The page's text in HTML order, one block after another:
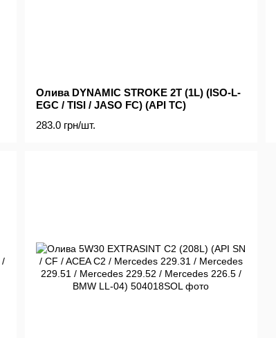
Олива DYNAMIC STROKE 2T (1L) (ISO-L-
EGC / TISI / JASO FC) (API TC)
283.0 грн/шт.